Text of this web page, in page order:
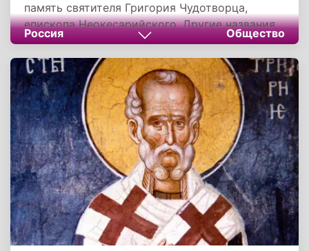
память святителя Григория Чудотворца,
епископа Неокесарийского. Другие названия
праздника: Встреча Сивера, Григорий,
Предзимье, Никон.
Россия Общество